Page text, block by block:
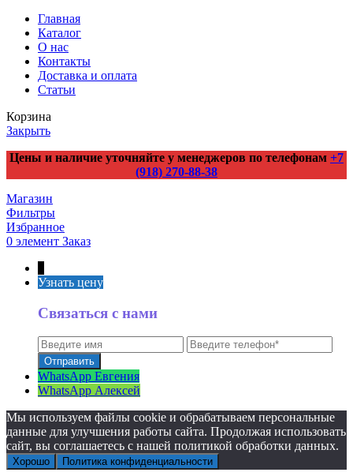
Главная
Каталог
О нас
Контакты
Доставка и оплата
Статьи
Корзина
Закрыть
Цены и наличие уточняйте у менеджеров по телефонам +7
(918) 270-88-38
Магазин
Фильтры
Избранное
0 элемент Заказ
Узнать цену
Связаться с нами
WhatsApp Евгения
WhatsApp Алексей
Мы используем файлы cookie и обрабатываем персональные
данные для улучшения работы сайта. Продолжая использовать
сайт, вы соглашаетесь с нашей политикой обработки данных.
Хорошо Политика конфиденциальности